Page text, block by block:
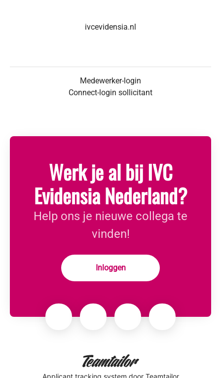
ivcevidensia.nl
Medewerker-login
Connect-login sollicitant
Werk je al bij IVC
Evidensia Nederland?
Help ons je nieuwe collega te
vinden!
Inloggen
Applicant tracking system door Teamtailor